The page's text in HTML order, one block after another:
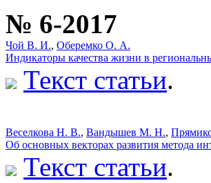
№ 6-2017
Чой В. И., Оберемко О. А.
Индикаторы качества жизни в
Текст статьи.
Веселкова Н. В., Вандышев М. Н.,
Об основных векторах развития метода
Текст статьи.